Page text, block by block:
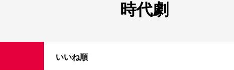
時代劇
いいね順